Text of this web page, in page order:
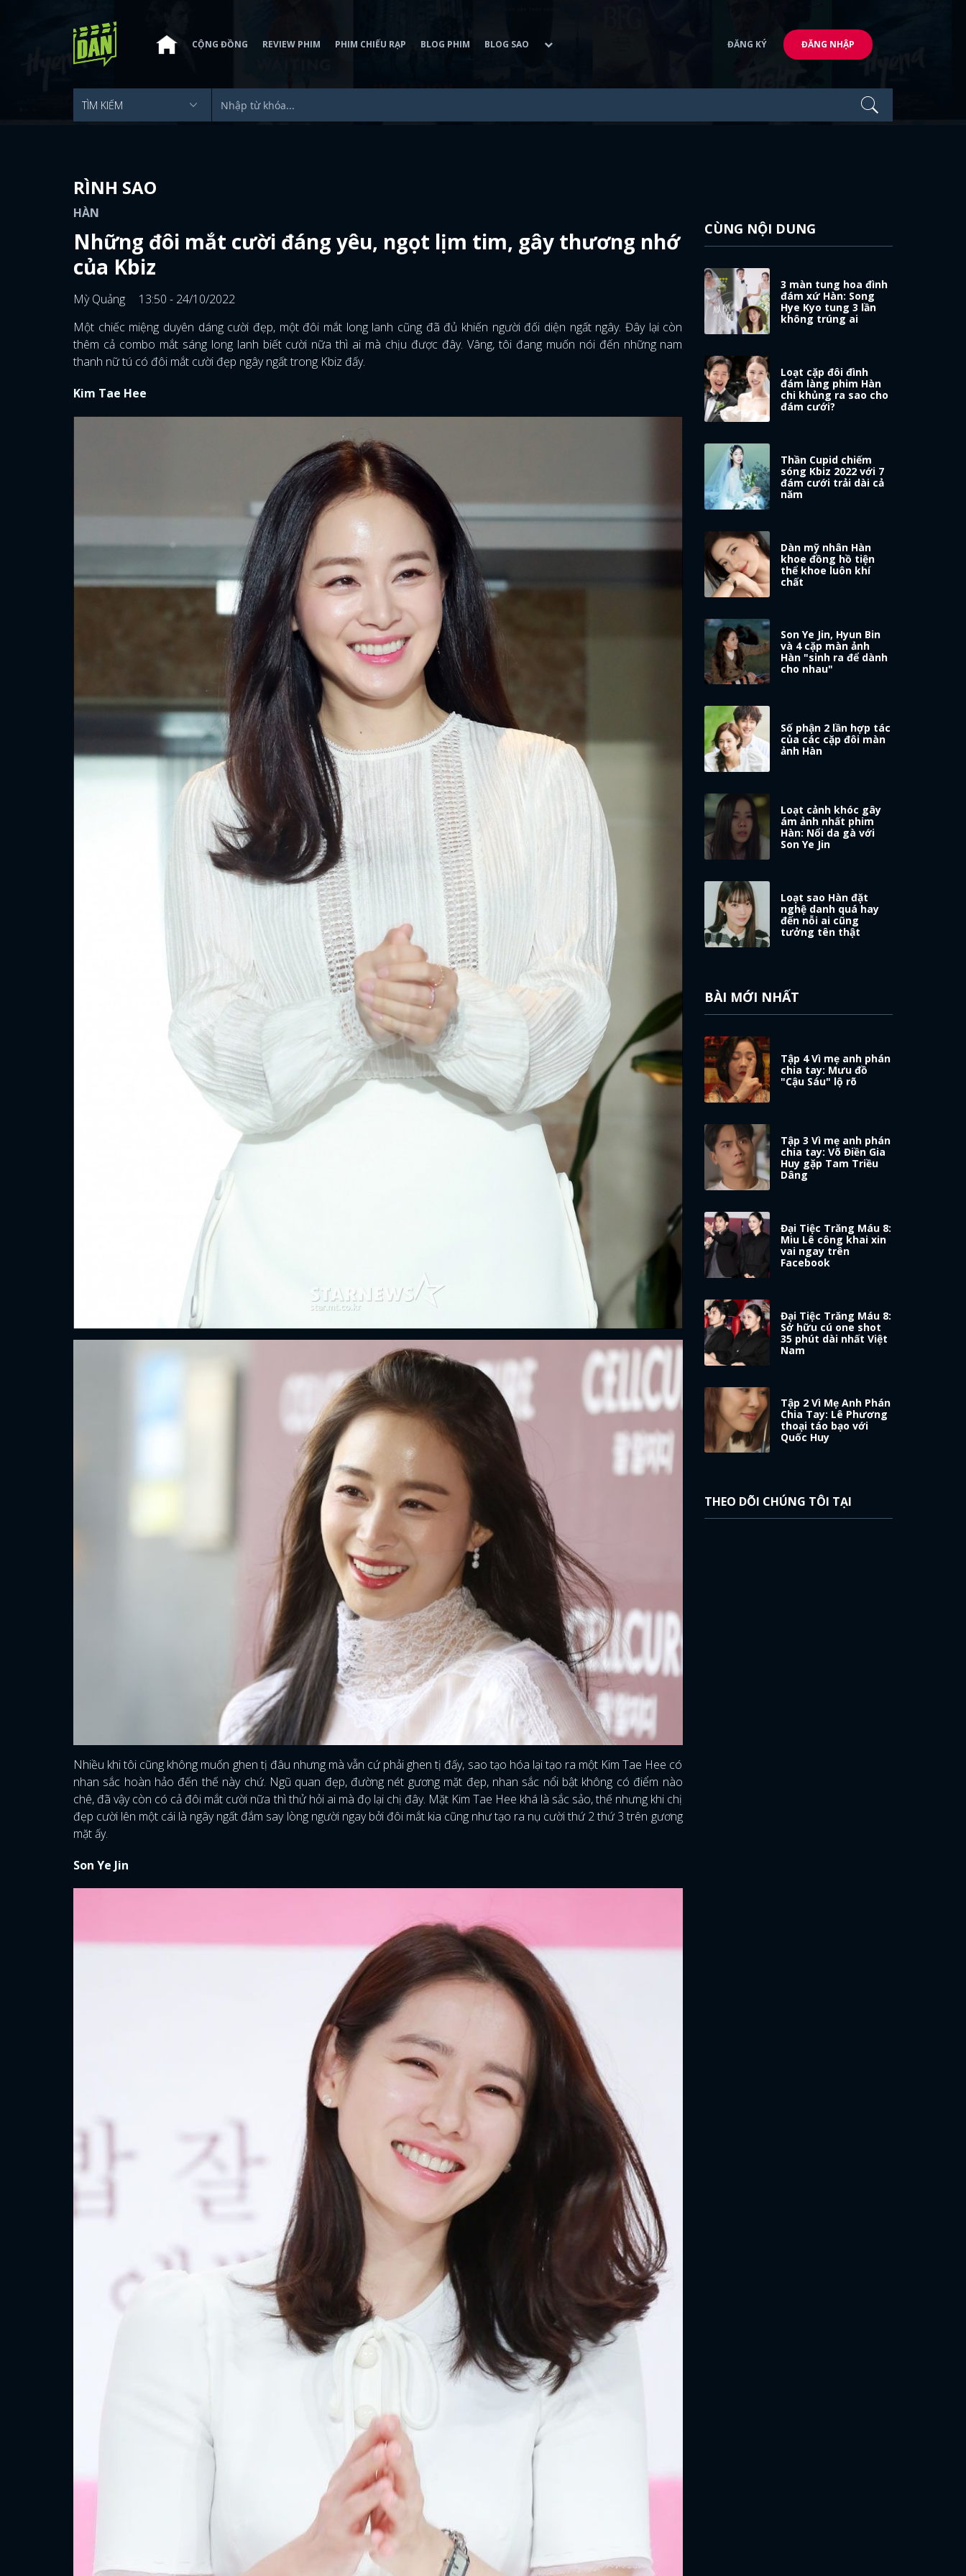
ĐĂNG NHẬP
FACEBOOK GOOGLE
CỘNG ĐỒNG REVIEW PHIM PHIM CHIẾU RẠP BLOG PHIM BLOG SAO ĐĂNG KÝ ĐĂNG NHẬP
RÌNH SAO
HÀN
Những đôi mắt cười đáng yêu, ngọt lịm tim, gây thương nhớ
của Kbiz
Mỳ Quảng
13:50 - 24/10/2022
Một chiếc miệng duyên dáng cười đẹp, một đôi mắt long lanh cũng đã đủ khiến người đối diện ngất ngây. Đây lại còn
thêm cả combo mắt sáng long lanh biết cười nữa thì ai mà chịu được đây. Vâng, tôi đang muốn nói đến những nam
thanh nữ tú có đôi mắt cười đẹp ngây ngất trong Kbiz đấy.
Kim Tae Hee
Nhiều khi tôi cũng không muốn ghen tị đâu nhưng mà vẫn cứ phải ghen tị đấy, sao tạo hóa lại tạo ra một Kim Tae Hee có
nhan sắc hoàn hảo đến thế này chứ. Ngũ quan đẹp, đường nét gương mặt đẹp, nhan sắc nổi bật không có điểm nào
chê, đã vậy còn có cả đôi mắt cười nữa thì thử hỏi ai mà đọ lại chị đây. Mặt Kim Tae Hee khá là sắc sảo, thế nhưng khi chị
đẹp cười lên một cái là ngây ngất đắm say lòng người ngay bởi đôi mắt kia cũng như tạo ra nụ cười thứ 2 thứ 3 trên gương
mặt ấy.
Son Ye Jin
CÙNG NỘI DUNG
3 màn tung hoa đình
đám xứ Hàn: Song
Hye Kyo tung 3 lần
không trúng ai
Loạt cặp đôi đình
đám làng phim Hàn
chi khủng ra sao cho
đám cưới?
Thần Cupid chiếm
sóng Kbiz 2022 với 7
đám cưới trải dài cả
năm
Dàn mỹ nhân Hàn
khoe đồng hồ tiện
thể khoe luôn khí
chất
Son Ye Jin, Hyun Bin
và 4 cặp màn ảnh
Hàn "sinh ra để dành
cho nhau"
Số phận 2 lần hợp tác
của các cặp đôi màn
ảnh Hàn
Loạt cảnh khóc gây
ám ảnh nhất phim
Hàn: Nổi da gà với
Son Ye Jin
Loạt sao Hàn đặt
nghệ danh quá hay
đến nỗi ai cũng
tưởng tên thật
BÀI MỚI NHẤT
Tập 4 Vì mẹ anh phán
chia tay: Mưu đồ
"Cậu Sáu" lộ rõ
Tập 3 Vì mẹ anh phán
chia tay: Võ Điền Gia
Huy gặp Tam Triều
Dâng
Đại Tiệc Trăng Máu 8:
Miu Lê công khai xin
vai ngay trên
Facebook
Đại Tiệc Trăng Máu 8:
Sở hữu cú one shot
35 phút dài nhất Việt
Nam
Tập 2 Vì Mẹ Anh Phán
Chia Tay: Lê Phương
thoại táo bạo với
Quốc Huy
THEO DÕI CHÚNG TÔI TẠI